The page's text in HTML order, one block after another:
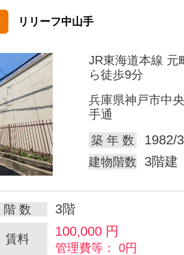
リリーフ中山手
JR東海道本線 元
ら徒歩9分
兵庫県神戸市中
手通
築 年 数
1982/
建物階数 3階建
階 数 3階
賃料 100,000 円
管理費等： 0円